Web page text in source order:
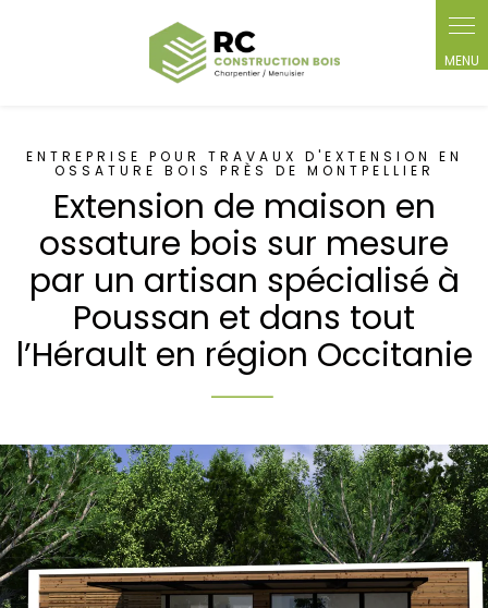
ENTREPRISE POUR TRAVAUX D'EXTENSION EN
OSSATURE BOIS PRÈS DE MONTPELLIER
Extension de maison en
ossature bois sur mesure
par un artisan spécialisé à
Poussan et dans tout
l’Hérault en région Occitanie